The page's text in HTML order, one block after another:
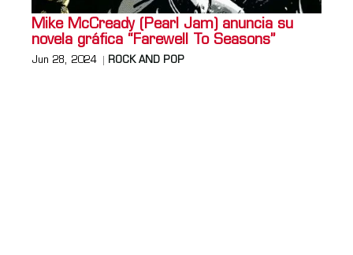
Mike McCready (Pearl Jam) anuncia su
novela gráfica “Farewell To Seasons”
Jun 28, 2024 ROCK AND POP